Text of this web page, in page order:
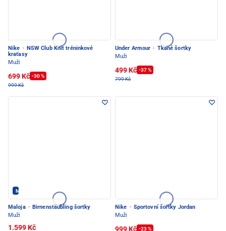
Nike · NSW Club Knit tréninkové
kraťasy
Muži
699 Kč -30 %
999 Kč
Under Armour · Tkané šortky
Muži
499 Kč -37 %
799 Kč
Maloja - PEC POD SNĚŽKOU
Maloja · Birnenstäubling šortky
Muži
1.599 Kč
Nike · Sportovní šortky Jordan
Muži
999 Kč -23 %